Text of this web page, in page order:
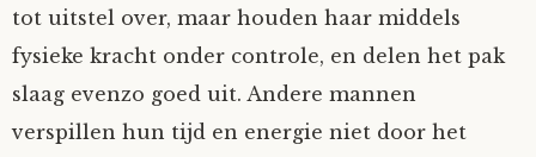
tot uitstel over, maar houden haar middels
fysieke kracht onder controle, en delen het pak
slaag evenzo goed uit. Andere mannen
verspillen hun tijd en energie niet door het